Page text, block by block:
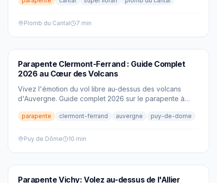
Plomb du Cantal 7 min
PARAPENTE
Parapente Clermont-Ferrand : Guide Complet
2026 au Cœur des Volcans
Vivez l'émotion du vol libre au-dessus des volcans
d'Auvergne. Guide complet 2026 sur le parapente à
panoramas classés à l'UNESCO.
parapente clermont-ferrand auvergne puy-de-dome
Puy de Dôme 10 min
PARAPENTE
Parapente Vichy: Volez au-dessus de l'Allier